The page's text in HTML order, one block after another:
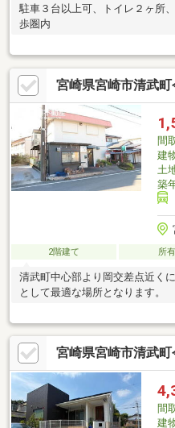
駐車３台以上可、トイレ２ヶ所
歩圏内
宮崎県宮崎市清武
間
建
土
築
2階建て 所
清武町中心部より岡交差点近く
として最適な場所となります。
宮崎県宮崎市清武
間
建